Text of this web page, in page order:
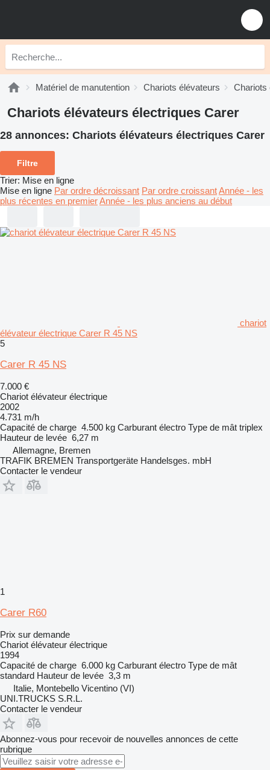
Matériel de manutention Chariots élévateurs Chariots
Chariots élévateurs électriques Carer
28 annonces: Chariots élévateurs électriques Carer
Filtre
Trier: Mise en ligne
Mise en ligne Par ordre décroissant Par ordre croissantAnnée - les
plus récentes en premierAnnée - les plus anciens au début
chariot
élévateur électrique Carer R 45 NS
5
Carer R 45 NS
7.000 €
Chariot élévateur électrique
2002
4.731 m/h
Capacité de charge 4.500 kg Carburant électro Type de mât triplex
Hauteur de levée 6,27 m
Allemagne, Bremen
TRAFIK BREMEN Transportgeräte Handelsges. mbH
Contacter le vendeur
1
Carer R60
Prix sur demande
Chariot élévateur électrique
1994
Capacité de charge 6.000 kg Carburant électro Type de mât
standard Hauteur de levée 3,3 m
Italie, Montebello Vicentino (VI)
UNI.TRUCKS S.R.L.
Contacter le vendeur
Abonnez-vous pour recevoir de nouvelles annonces de cette
rubrique